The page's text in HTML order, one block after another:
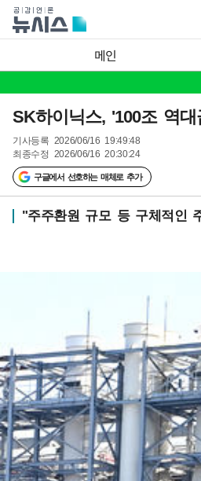
메인
SK하이닉스, '100조 역
기사등록 2026/06/16 19:49:48
최종수정 2026/06/16 20:30:24
구글에서 선호하는 매체로 추가
"주주환원 규모 등 구체적인